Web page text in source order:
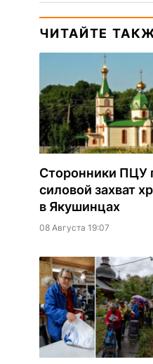
ЧИТАЙТЕ
Сторонники ПЦУ
силовой захват
в Якушинцах
08 Августа 19:07